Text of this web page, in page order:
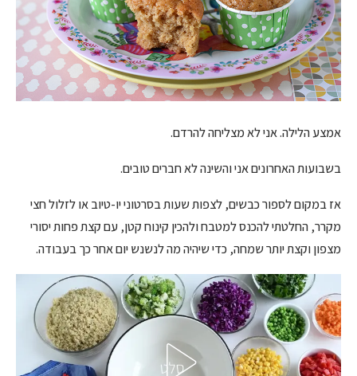
אמצע הלילה. אני לא מצליחה להרדם.
בשבועות האחרונים אני והשינה לא חברים טובים.
אז במקום לספור כבשים, לצפות שעות בסרטוני יו-טיוב או לזלול חצי
מקרר, החלטתי להכנס למטבח ולהכין קינוח קטן, עם קצת פחות יסורי
מצפון וקצת יותר שמחה, כדי שיהיה מה לנשנש יום אחר כך בעבודה.